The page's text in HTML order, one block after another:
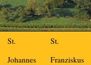
St.
Johannes
St.
Franziskus